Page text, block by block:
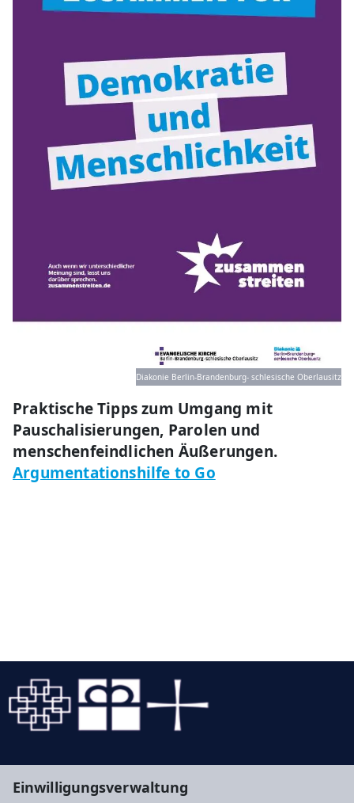
Einwilligungsverwaltung
Diakonie Berlin-Brandenburg- schlesische Oberlausitz
Praktische Tipps zum Umgang mit
Pauschalisierungen, Parolen und
menschenfeindlichen Äußerungen.
Argumentationshilfe to Go